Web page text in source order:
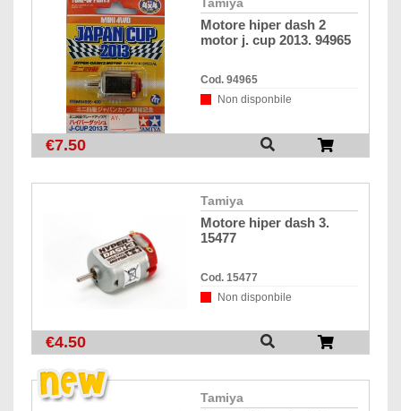
motore hiper dash 2
motor j. cup 2013. 94965
Cod. 94965
Non disponbile
€7.50
tamiya
motore hiper dash 3.
15477
Cod. 15477
Non disponbile
€4.50
tamiya